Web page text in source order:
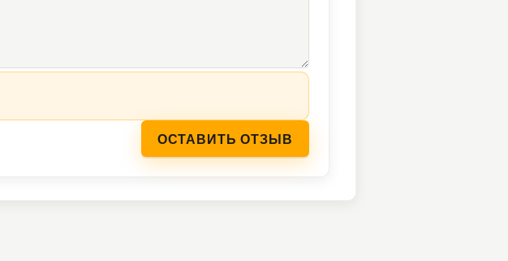
ОСТАВИТЬ ОТЗЫВ